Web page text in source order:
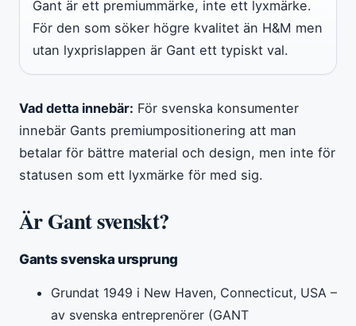
Gant är ett premiummärke, inte ett lyxmärke.
För den som söker högre kvalitet än H&M men
utan lyxprislappen är Gant ett typiskt val.
Vad detta innebär: För svenska konsumenter
innebär Gants premiumpositionering att man
betalar för bättre material och design, men inte för
statusen som ett lyxmärke för med sig.
Är Gant svenskt?
Gants svenska ursprung
Grundat 1949 i New Haven, Connecticut, USA –
av svenska entreprenörer (GANT